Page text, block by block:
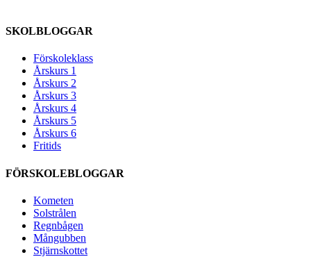
SKOLBLOGGAR
Förskoleklass
Årskurs 1
Årskurs 2
Årskurs 3
Årskurs 4
Årskurs 5
Årskurs 6
Fritids
FÖRSKOLEBLOGGAR
Kometen
Solstrålen
Regnbågen
Mångubben
Stjärnskottet